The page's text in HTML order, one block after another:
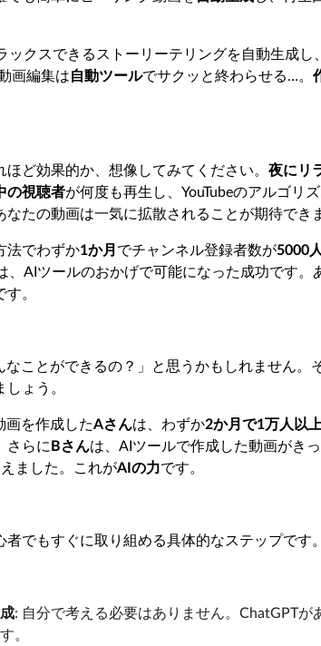
ックスできるストーリーテリングを自動生成し、
画編集は自動ツールでサクッと終わらせる…。
ど効果的か、想像してみてください。 夜にリ
の視聴者が何度も再生し、YouTubeのアルゴリ
たの動画は一気に拡散されることが期待でき
法でわずか1か月 でチャンネル登録者数が5000人
、AIツールのおかげで可能になった成功です。
。
なことができるの？」と思うかもしれません。
ょう。
画を作成したAさんは、わずか2か月で1万人以上
さらにBさんは、AIツールで作成した動画がきっ
ました。これがAIの力です。
でもすぐに取り組める具体的なステップです。
: 自分で考える必要はありません。ChatGPTが
。